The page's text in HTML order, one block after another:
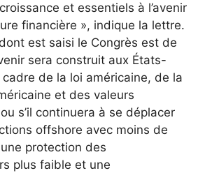
et essentiels à l’avenir
financière », indique la lettre.
est saisi le Congrès est de
sera construit aux États-
de la loi américaine, de la
et des valeurs
s’il continuera à se déplacer
offshore avec moins de
protection des
plus faible et une